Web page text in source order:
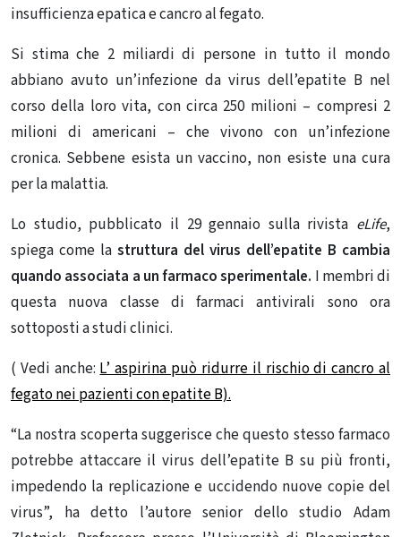
insufficienza epatica e cancro al fegato.
Si stima che 2 miliardi di persone in tutto il mondo
abbiano avuto un’infezione da virus dell’epatite B nel
corso della loro vita, con circa 250 milioni – compresi 2
milioni di americani – che vivono con un’infezione
cronica. Sebbene esista un vaccino, non esiste una cura
per la malattia.
Lo studio, pubblicato il 29 gennaio sulla rivista eLife,
spiega come la struttura del virus dell’epatite B cambia
quando associata a un farmaco sperimentale. I membri di
questa nuova classe di farmaci antivirali sono ora
sottoposti a studi clinici.
( Vedi anche: L’ aspirina può ridurre il rischio di cancro al
fegato nei pazienti con epatite B).
“La nostra scoperta suggerisce che questo stesso farmaco
potrebbe attaccare il virus dell’epatite B su più fronti,
impedendo la replicazione e uccidendo nuove copie del
virus”, ha detto l’autore senior dello studio Adam